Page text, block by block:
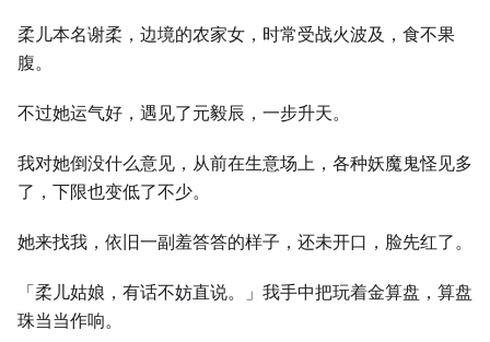
柔儿本名谢柔，边境的农家女，时常受战火波及，食不果
腹。
不过她运气好，遇见了元毅辰，一步升天。
我对她倒没什么意见，从前在生意场上，各种妖魔鬼怪见多
了，下限也变低了不少。
她来找我，依旧一副羞答答的样子，还未开口，脸先红了。
「柔儿姑娘，有话不妨直说。」我手中把玩着金算盘，算盘
珠当当作响。